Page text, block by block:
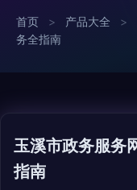
首页 > 产品大全 >
务全指南
玉溪市政务服务
指南